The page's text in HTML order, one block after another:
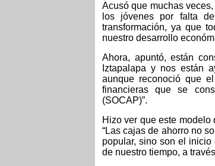
Acusó que muchas
los jóvenes por falta
transformación, ya que
nuestro desarrollo
Ahora, apuntó, están
Iztapalapa y nos están
aunque reconoció que
financieras que se
(SOCAP)”.
Hizo ver que este
“Las cajas de ahorro no
popular, sino son el
de nuestro tiempo, a